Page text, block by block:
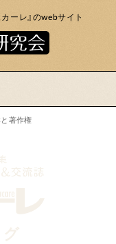
ーレ』のwebサイト
著作権